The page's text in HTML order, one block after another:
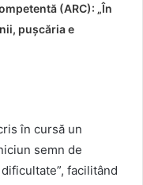
(ARC): „În
pușcăria e
în cursă un
semn de
facilitând